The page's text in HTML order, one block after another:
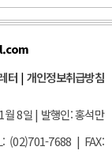
터| 개인정보취급방침
8일 | 발행인: 홍석만
7688 | FAX: